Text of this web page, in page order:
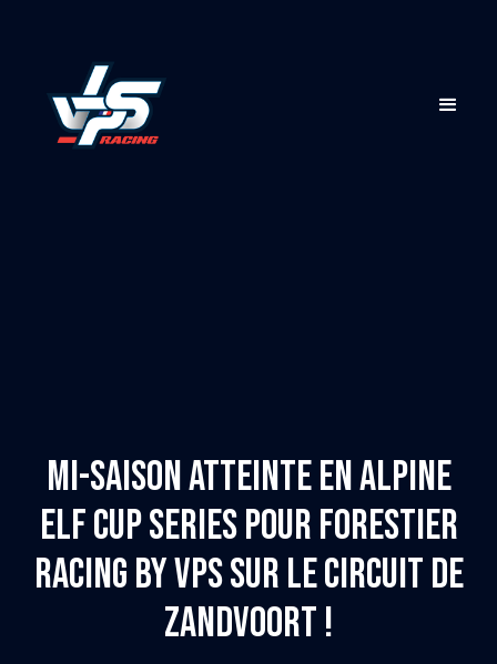
Mi-saison atteinte en Alpine
Elf Cup Series pour Forestier
Racing by VPS sur le circuit de
Zandvoort !